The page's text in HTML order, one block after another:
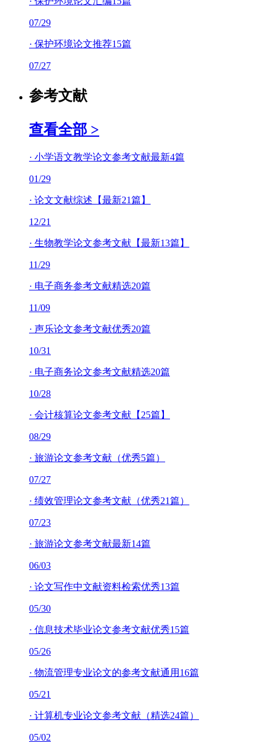
07/29
· 保护环境论文推荐15篇
07/27
参考文献
查看全部 >
· 小学语文教学论文参考文献最新4篇
01/29
· 论文文献综述【最新21篇】
12/21
· 生物教学论文参考文献【最新13篇】
11/29
· 电子商务参考文献精选20篇
11/09
· 声乐论文参考文献优秀20篇
10/31
· 电子商务论文参考文献精选20篇
10/28
· 会计核算论文参考文献【25篇】
08/29
· 旅游论文参考文献（优秀5篇）
07/27
· 绩效管理论文参考文献（优秀21篇）
07/23
· 旅游论文参考文献最新14篇
06/03
· 论文写作中文献资料检索优秀13篇
05/30
· 信息技术毕业论文参考文献优秀15篇
05/26
· 物流管理专业论文的参考文献通用16篇
05/21
· 计算机专业论文参考文献（精选24篇）
05/02